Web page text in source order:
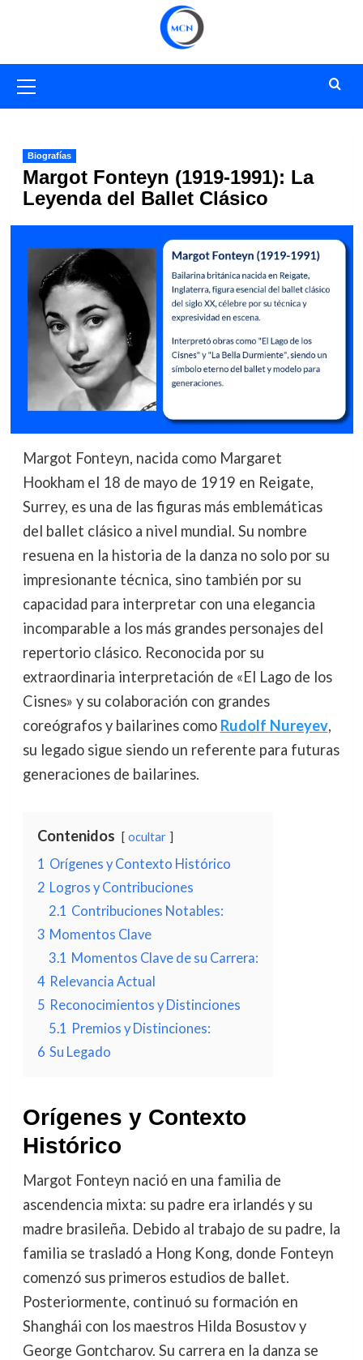
primario
Biografías
Margot Fonteyn (1919-1991): La
Leyenda del Ballet Clásico
Margot Fonteyn, nacida como Margaret
Hookham el 18 de mayo de 1919 en Reigate,
Surrey, es una de las figuras más emblemáticas
del ballet clásico a nivel mundial. Su nombre
resuena en la historia de la danza no solo por su
impresionante técnica, sino también por su
capacidad para interpretar con una elegancia
incomparable a los más grandes personajes del
repertorio clásico. Reconocida por su
extraordinaria interpretación de «El Lago de los
Cisnes» y su colaboración con grandes
coreógrafos y bailarines como Rudolf Nureyev,
su legado sigue siendo un referente para futuras
generaciones de bailarines.
Contenidos ocultar
1 Orígenes y Contexto Histórico
2 Logros y Contribuciones
2.1 Contribuciones Notables:
3 Momentos Clave
3.1 Momentos Clave de su Carrera:
4 Relevancia Actual
5 Reconocimientos y Distinciones
5.1 Premios y Distinciones:
6 Su Legado
Orígenes y Contexto
Histórico
Margot Fonteyn nació en una familia de
ascendencia mixta: su padre era irlandés y su
madre brasileña. Debido al trabajo de su padre, la
familia se trasladó a Hong Kong, donde Fonteyn
comenzó sus primeros estudios de ballet.
Posteriormente, continuó su formación en
Shanghái con los maestros Hilda Bosustov y
George Gontcharov. Su carrera en la danza se